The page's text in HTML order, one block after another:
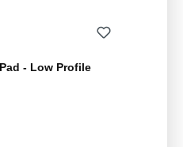
- Low Profile